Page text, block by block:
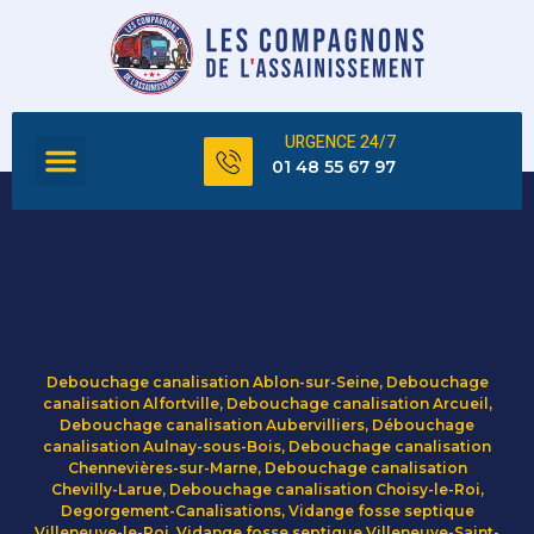
URGENCE 24/7
01 48 55 67 97
Debouchage canalisation Ablon-sur-Seine, Debouchage
canalisation Alfortville, Debouchage canalisation Arcueil ,
Debouchage canalisation Aubervilliers, Débouchage
canalisation Aulnay-sous-Bois, Debouchage canalisation
Chennevières-sur-Marne, Debouchage canalisation
Chevilly-Larue, Debouchage canalisation Choisy-le-Roi,
Degorgement-Canalisations, Vidange fosse septique